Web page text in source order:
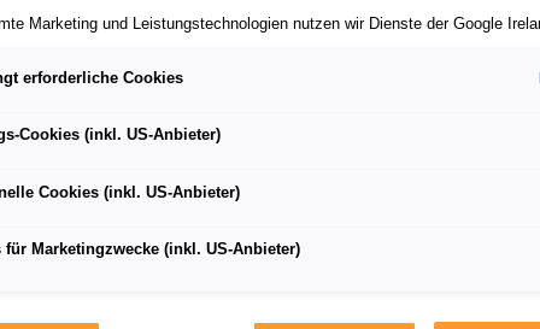
Osten sowie Süd- und Nordamerika kommt die Formel
(29. Februar) startet Audi Sport ABT Schaeffler mit
Lucas di Grassi beim fünften Saisonlauf der rein
(Marokko).
Daniel Abt ist nach seinem Unfall in Mexiko wieder fit
in seinem Audi e-tron FE06. Der Deutsche war im Training
der Software in seinem Auto in die
Marketing und Leistungstechnologien nutzen wir Dienste der Google
Datenschutzniveau; staatliche Zugriffe und eingeschränkte
können nicht ausgeschlossen werden. Die Übermittlung
einen personalisierten Link auf unsere Website gelangen und Marketing
von dem Ihnen zugeordneten Händler bzw. im Falle eines Porsche
der jeweiligen Kampagne.
erforderliche Cookies
Cookies (inkl. US-Anbieter)
Cookies (inkl. US-Anbieter)
für Marketingzwecke (inkl. US-Anbieter)